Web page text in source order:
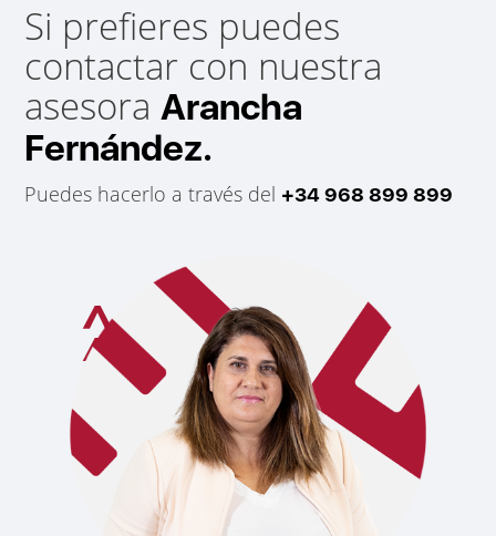
Si prefieres puedes
contactar con nuestra
asesoraArancha
Fernández.
Puedes hacerlo a través del +34 968 899 899